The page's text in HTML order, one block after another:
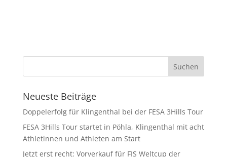
Neueste Beiträge
Doppelerfolg für Klingenthal bei der FESA 3Hills Tour
FESA 3Hills Tour startet in Pöhla, Klingenthal mit acht
Athletinnen und Athleten am Start
Jetzt erst recht: Vorverkauf für FIS Weltcup der